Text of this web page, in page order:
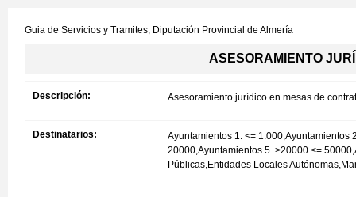
Guia de Servicios y Tramites, Diputación Provincial de Almería
ASESORAMIENTO
Descripción: Asesoramiento jurídico en mesas de
Destinatarios:
Ayuntamientos 1. <= 1.000,Ayuntamientos
20000,Ayuntamientos 5. >20000 <=
Públicas,Entidades Locales